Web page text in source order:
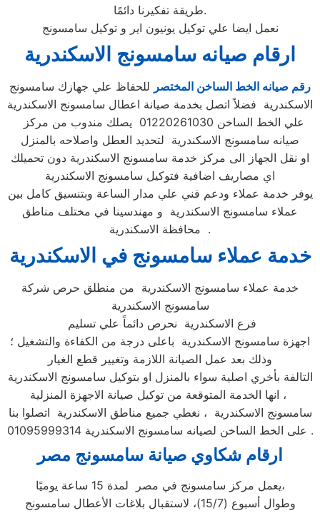
طريقة تفكيرنا دائمًا.
نعمل ايضا علي توكيل يونيون اير و توكيل سامسونج
ارقام صيانه سامسونج الاسكندرية
رقم صيانه الخط الساخن المختصر للحفاظ علي جهازك سامسونج
الاسكندرية فضلاً اتصل بخدمة صيانة اعطال سامسونج الاسكندرية
صيانه سامسونج الاسكندرية لتحديد العطل واصلاحه بالمنزل
او نقل الجهاز الى مركز خدمة سامسونج الاسكندرية دون تحميلك
اي مصاريف اضافية فتوكيل سامسونج الاسكندرية
يوفر خدمة عملاء ودعم فني علي مدار الساعة وبتنسيق كامل بين
عملاء سامسونج الاسكندرية و مهندسينا في مختلف مناطق
محافظة الاسكندرية .
خدمة عملاء سامسونج في الاسكندرية
خدمة عملاء سامسونج الاسكندرية من منطلق حرص شركة
سامسونج الاسكندرية
فرع الاسكندرية نحرص دائماً علي تسليم
اجهزة سامسونج الاسكندرية باعلى درجة من الكفاءة والتشغيل ؛
وذلك بعد عمل الصيانة اللازمة وتغيير قطع الغيار
التالفة بأخري اصلية سواء بالمنزل او بتوكيل سامسونج الاسكندرية
، انها الخدمة المتوقعة من توكيل صيانة الاجهزة المنزلية
سامسونج الاسكندرية ، نغطي جميع مناطق الاسكندرية اتصلوا بنا
على الخط الساخن لصيانه سامسونج الاسكندرية 01095999314 .
ارقام شكاوي صيانة سامسونج مصر
يعمل مركز سامسونج في مصر لمدة 15 ساعة يوميًا،
وطوال أسبوع (15/7)، لاستقبال بلاغات الأعطال سامسونج